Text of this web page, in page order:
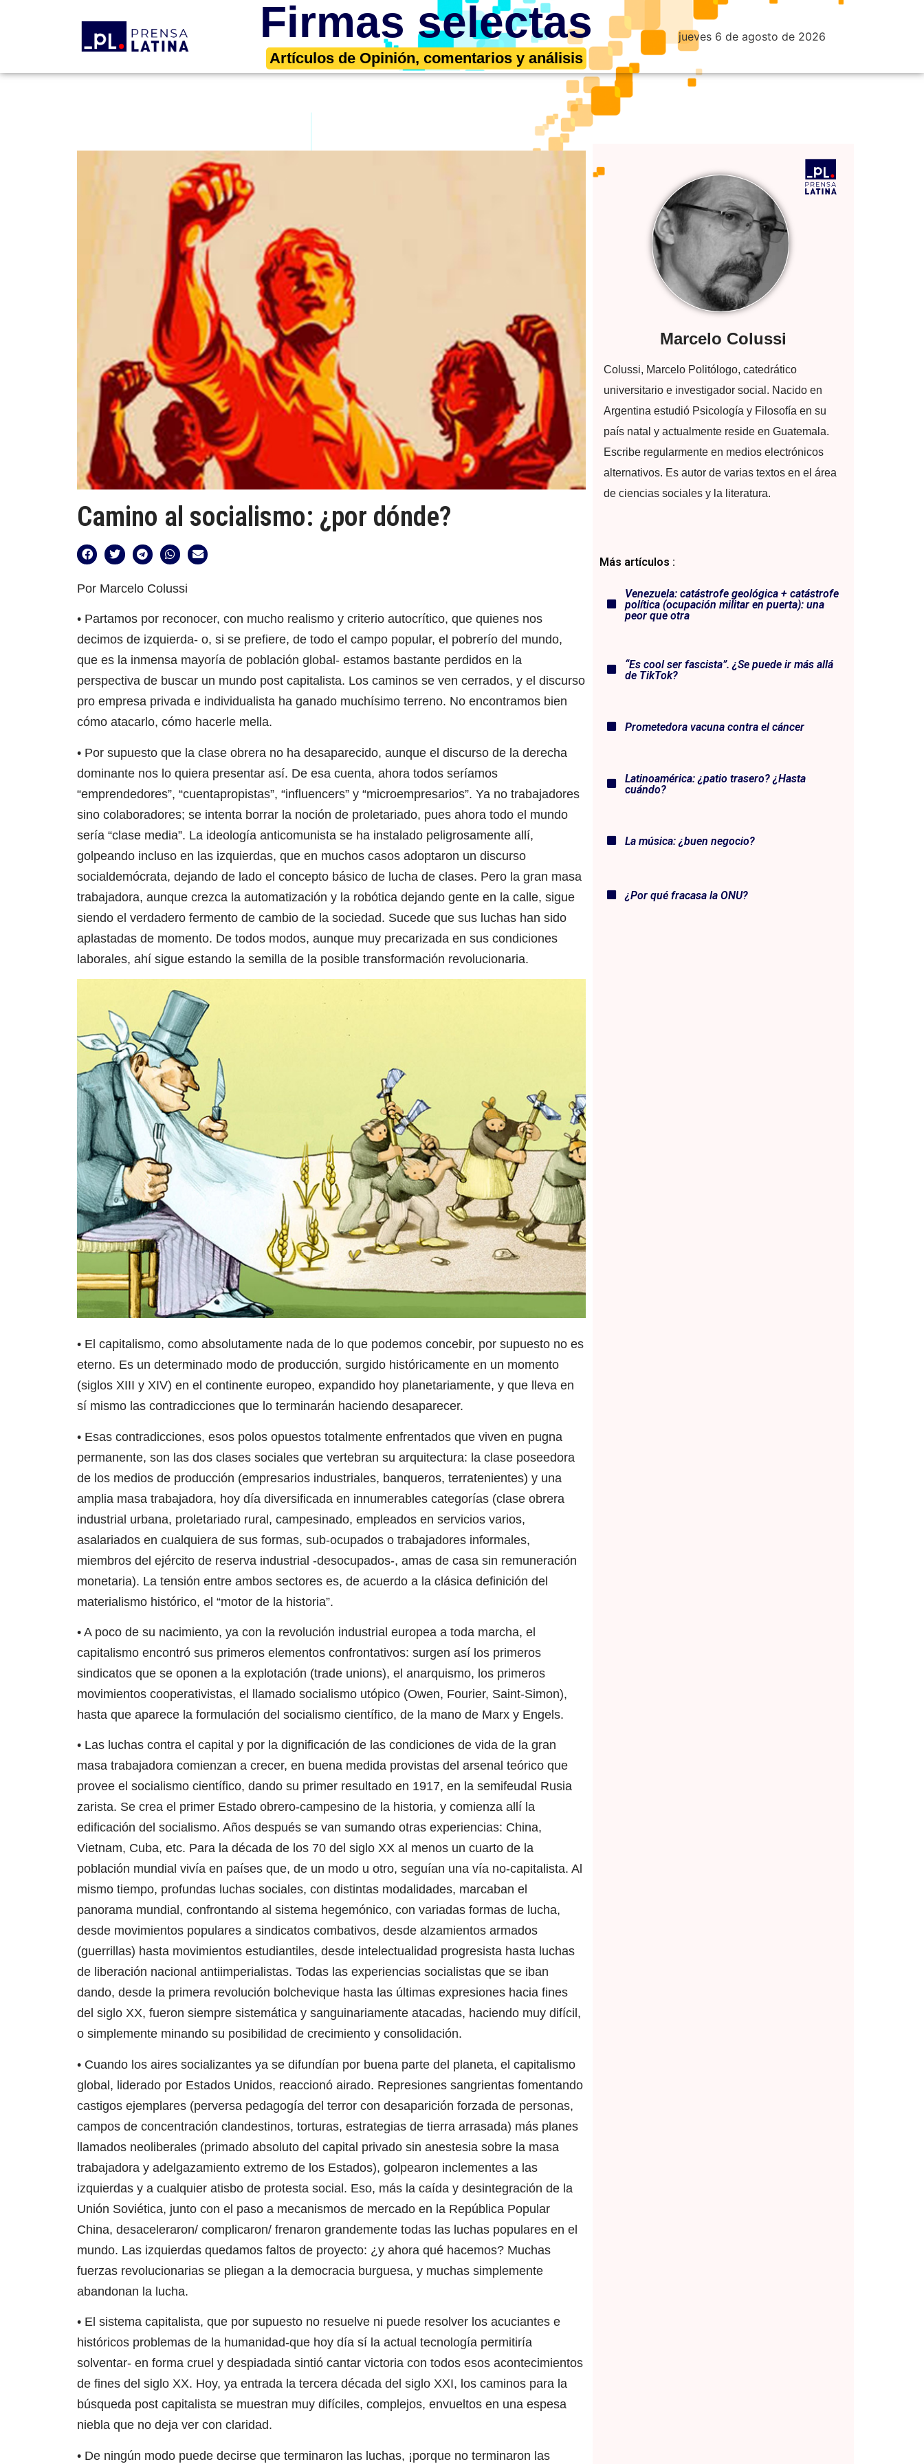
Firmas selectas
Artículos de Opinión, comentarios y análisis
jueves 6 de agosto de 2026
Camino al socialismo: ¿por dónde?
Por Marcelo Colussi
• Partamos por reconocer, con mucho realismo y criterio autocrítico, que quienes nos
decimos de izquierda- o, si se prefiere, de todo el campo popular, el pobrerío del mundo,
que es la inmensa mayoría de población global- estamos bastante perdidos en la
perspectiva de buscar un mundo post capitalista. Los caminos se ven cerrados, y el discurso
pro empresa privada e individualista ha ganado muchísimo terreno. No encontramos bien
cómo atacarlo, cómo hacerle mella.
• Por supuesto que la clase obrera no ha desaparecido, aunque el discurso de la derecha
dominante nos lo quiera presentar así. De esa cuenta, ahora todos seríamos
“emprendedores”, “cuentapropistas”, “influencers” y “microempresarios”. Ya no trabajadores
sino colaboradores; se intenta borrar la noción de proletariado, pues ahora todo el mundo
sería “clase media”. La ideología anticomunista se ha instalado peligrosamente allí,
golpeando incluso en las izquierdas, que en muchos casos adoptaron un discurso
socialdemócrata, dejando de lado el concepto básico de lucha de clases. Pero la gran masa
trabajadora, aunque crezca la automatización y la robótica dejando gente en la calle, sigue
siendo el verdadero fermento de cambio de la sociedad. Sucede que sus luchas han sido
aplastadas de momento. De todos modos, aunque muy precarizada en sus condiciones
laborales, ahí sigue estando la semilla de la posible transformación revolucionaria.
• El capitalismo, como absolutamente nada de lo que podemos concebir, por supuesto no es
eterno. Es un determinado modo de producción, surgido históricamente en un momento
(siglos XIII y XIV) en el continente europeo, expandido hoy planetariamente, y que lleva en
sí mismo las contradicciones que lo terminarán haciendo desaparecer.
• Esas contradicciones, esos polos opuestos totalmente enfrentados que viven en pugna
permanente, son las dos clases sociales que vertebran su arquitectura: la clase poseedora
de los medios de producción (empresarios industriales, banqueros, terratenientes) y una
amplia masa trabajadora, hoy día diversificada en innumerables categorías (clase obrera
industrial urbana, proletariado rural, campesinado, empleados en servicios varios,
asalariados en cualquiera de sus formas, sub-ocupados o trabajadores informales,
miembros del ejército de reserva industrial -desocupados-, amas de casa sin remuneración
monetaria). La tensión entre ambos sectores es, de acuerdo a la clásica definición del
materialismo histórico, el “motor de la historia”.
• A poco de su nacimiento, ya con la revolución industrial europea a toda marcha, el
capitalismo encontró sus primeros elementos confrontativos: surgen así los primeros
sindicatos que se oponen a la explotación (trade unions), el anarquismo, los primeros
movimientos cooperativistas, el llamado socialismo utópico (Owen, Fourier, Saint-Simon),
hasta que aparece la formulación del socialismo científico, de la mano de Marx y Engels.
• Las luchas contra el capital y por la dignificación de las condiciones de vida de la gran
masa trabajadora comienzan a crecer, en buena medida provistas del arsenal teórico que
provee el socialismo científico, dando su primer resultado en 1917, en la semifeudal Rusia
zarista. Se crea el primer Estado obrero-campesino de la historia, y comienza allí la
edificación del socialismo. Años después se van sumando otras experiencias: China,
Vietnam, Cuba, etc. Para la década de los 70 del siglo XX al menos un cuarto de la
población mundial vivía en países que, de un modo u otro, seguían una vía no-capitalista. Al
mismo tiempo, profundas luchas sociales, con distintas modalidades, marcaban el
panorama mundial, confrontando al sistema hegemónico, con variadas formas de lucha,
desde movimientos populares a sindicatos combativos, desde alzamientos armados
(guerrillas) hasta movimientos estudiantiles, desde intelectualidad progresista hasta luchas
de liberación nacional antiimperialistas. Todas las experiencias socialistas que se iban
dando, desde la primera revolución bolchevique hasta las últimas expresiones hacia fines
del siglo XX, fueron siempre sistemática y sanguinariamente atacadas, haciendo muy difícil,
o simplemente minando su posibilidad de crecimiento y consolidación.
• Cuando los aires socializantes ya se difundían por buena parte del planeta, el capitalismo
global, liderado por Estados Unidos, reaccionó airado. Represiones sangrientas fomentando
castigos ejemplares (perversa pedagogía del terror con desaparición forzada de personas,
campos de concentración clandestinos, torturas, estrategias de tierra arrasada) más planes
llamados neoliberales (primado absoluto del capital privado sin anestesia sobre la masa
trabajadora y adelgazamiento extremo de los Estados), golpearon inclementes a las
izquierdas y a cualquier atisbo de protesta social. Eso, más la caída y desintegración de la
Unión Soviética, junto con el paso a mecanismos de mercado en la República Popular
China, desaceleraron/ complicaron/ frenaron grandemente todas las luchas populares en el
mundo. Las izquierdas quedamos faltos de proyecto: ¿y ahora qué hacemos? Muchas
fuerzas revolucionarias se pliegan a la democracia burguesa, y muchas simplemente
abandonan la lucha.
• El sistema capitalista, que por supuesto no resuelve ni puede resolver los acuciantes e
históricos problemas de la humanidad-que hoy día sí la actual tecnología permitiría
solventar- en forma cruel y despiadada sintió cantar victoria con todos esos acontecimientos
de fines del siglo XX. Hoy, ya entrada la tercera década del siglo XXI, los caminos para la
búsqueda post capitalista se muestran muy difíciles, complejos, envueltos en una espesa
niebla que no deja ver con claridad.
• De ningún modo puede decirse que terminaron las luchas, ¡porque no terminaron las
Marcelo Colussi
Colussi, Marcelo Politólogo, catedrático
universitario e investigador social. Nacido en
Argentina estudió Psicología y Filosofía en su
país natal y actualmente reside en Guatemala.
Escribe regularmente en medios electrónicos
alternativos. Es autor de varias textos en el área
de ciencias sociales y la literatura.
Más artículos :
Venezuela: catástrofe geológica + catástrofe
política (ocupación militar en puerta): una
peor que otra
“Es cool ser fascista”. ¿Se puede ir más allá
de TikTok?
Prometedora vacuna contra el cáncer
Latinoamérica: ¿patio trasero? ¿Hasta
cuándo?
La música: ¿buen negocio?
¿Por qué fracasa la ONU?